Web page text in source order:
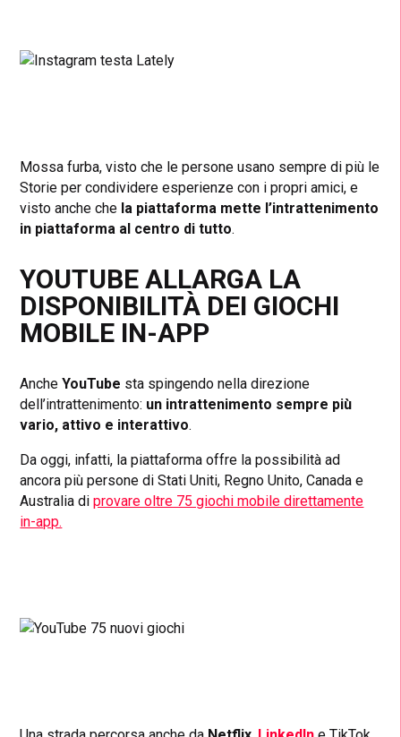
Mossa furba, visto che le persone usano sempre di più le
Storie per condividere esperienze con i propri amici, e
visto anche che la piattaforma mette l’intrattenimento
in piattaforma al centro di tutto.
YOUTUBE ALLARGA LA
DISPONIBILITÀ DEI GIOCHI
MOBILE IN-APP
AncheYouTube sta spingendo nella direzione
dell’intrattenimento: un intrattenimento sempre più
vario, attivo e interattivo.
Da oggi, infatti, la piattaforma offre la possibilità ad
ancora più persone di Stati Uniti, Regno Unito, Canada e
Australia diprovare oltre 75 giochi mobile direttamente
in-app.